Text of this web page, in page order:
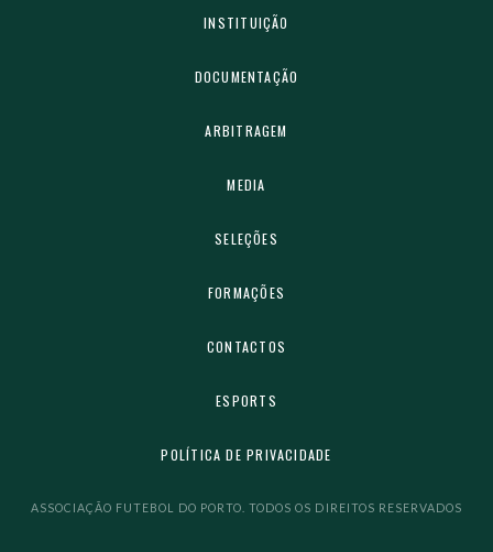
INSTITUIÇÃO
DOCUMENTAÇÃO
ARBITRAGEM
MEDIA
SELEÇÕES
FORMAÇÕES
CONTACTOS
ESPORTS
POLÍTICA DE PRIVACIDADE
ASSOCIAÇÃO FUTEBOL DO PORTO. TODOS OS DIREITOS RESERVADOS